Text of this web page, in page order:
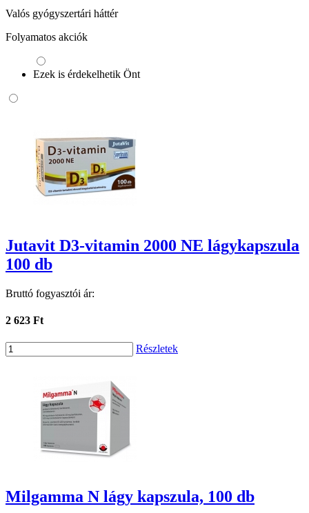
Valós gyógyszertári háttér
Folyamatos akciók
Ezek is érdekelhetik Önt
Jutavit D3-vitamin 2000 NE lágykapszula
100 db
Bruttó fogyasztói ár:
2 623 Ft
Részletek
Milgamma N lágy kapszula, 100 db